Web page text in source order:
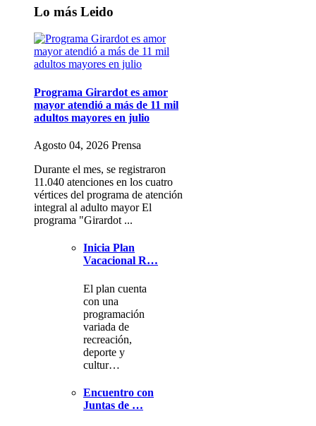
Lo más Leido
Programa Girardot es amor
mayor atendió a más de 11 mil
adultos mayores en julio
Agosto 04, 2026 Prensa
Durante el mes, se registraron
11.040 atenciones en los cuatro
vértices del programa de atención
integral al adulto mayor El
programa "Girardot ...
Inicia Plan
Vacacional R…
El plan cuenta
con una
programación
variada de
recreación,
deporte y
cultur…
Encuentro con
Juntas de …